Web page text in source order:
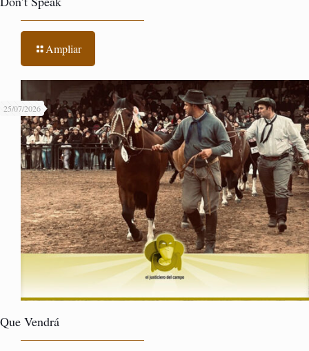
Ampliar
25/07/2026
Que Vendrá